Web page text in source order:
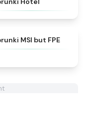
★
MSI but FPE